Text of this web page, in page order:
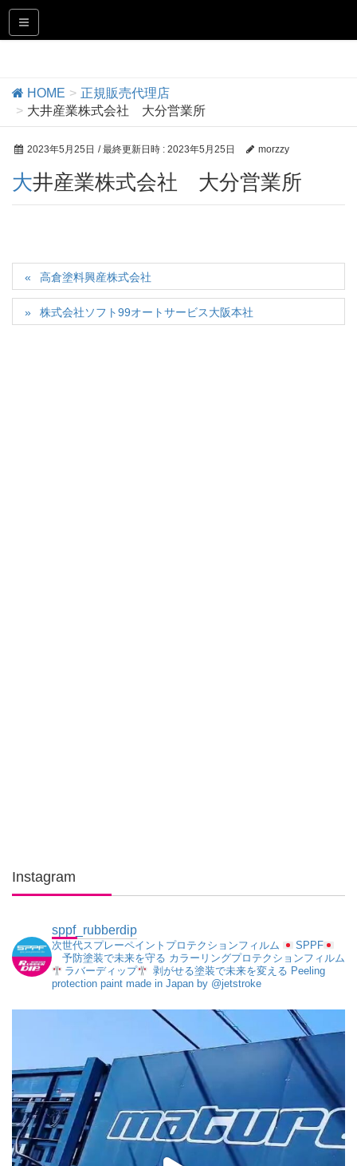
HOME
正規販売代理店
大井産業株式会社 大分営業所
2023年5月25日 / 最終更新日時 : 2023年5月25日 morzzy
大井産業株式会社 大分営業所
高倉塗料興産株式会社
株式会社ソフト99オートサービス大阪本社
Instagram
sppf_rubberdip
次世代スプレーペイントプロテクションフィルム
SPPF
予防塗装で未来を守る カラーリングプロテクションフィルム
ラバーディップ
剥がせる塗装で未来を変える Peeling
protection paint made in Japan by @jetstroke